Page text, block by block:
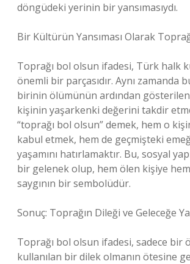
döngüdeki yerinin bir yansımasıydı.
Bir Kültürün Yansıması Olarak
Toprağı bol olsun ifadesi, Türk halk
önemli bir parçasıdır. Aynı zamanda
birinin ölümünün ardından gösterilen
kişinin yaşarkenki değerini takdir
“toprağı bol olsun” demek, hem o
kabul etmek, hem de geçmişteki
yaşamını hatırlamaktır. Bu, sosyal
bir gelenek olup, hem ölen kişiye
saygının bir sembolüdür.
Sonuç: Toprağın Dileği ve Geleceğe
Toprağı bol olsun ifadesi, sadece bir
kullanılan bir dilek olmanın ötesine